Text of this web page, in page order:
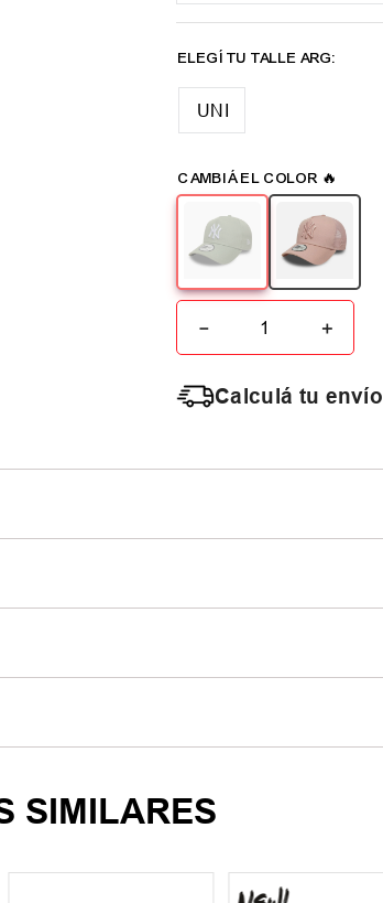
UNI
＋
－
Calculá tu envío
SIMILARES